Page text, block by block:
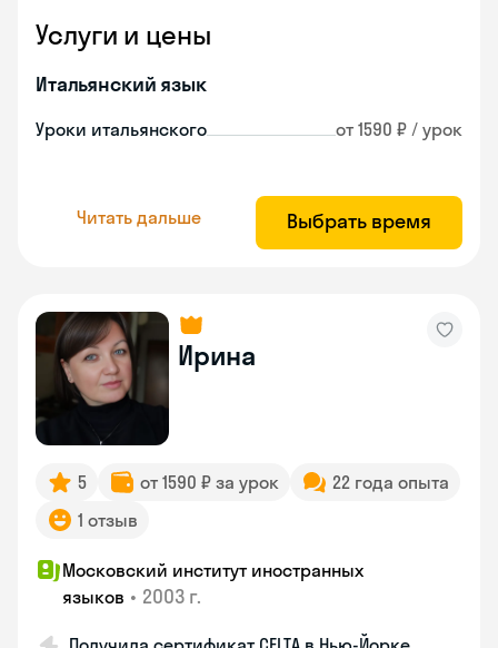
Услуги и цены
Итальянский язык
Уроки итальянского от 1590 ₽ / урок
Читать дальше Выбрать время
Ирина
5 от 1590 ₽ за урок
22 года опыта
1 отзыв
Московский институт иностранных
языков • 2003 г.